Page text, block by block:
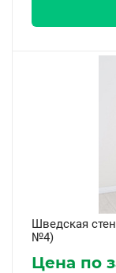
Шведская
№4)
Цена по